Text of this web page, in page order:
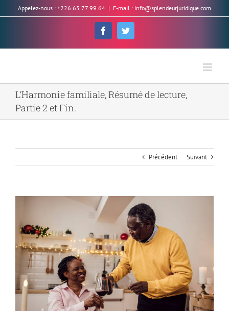
to
Appelez-nous : +226 65 77 99 64 | E-mail : info@splendeurjuridique.com
FacebookTwitter
L’Harmonie familiale, Résumé de lecture,
Partie 2 et Fin.
Précédent Suivant
agrandie